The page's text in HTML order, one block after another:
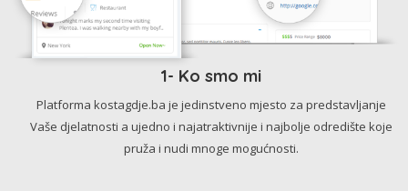
1- Ko smo mi
Platforma kostagdje.ba je jedinstveno mjesto za predstavljanje
Vaše djelatnosti a ujedno i najatraktivnije i najbolje odredište koje
pruža i nudi mnoge mogućnosti.